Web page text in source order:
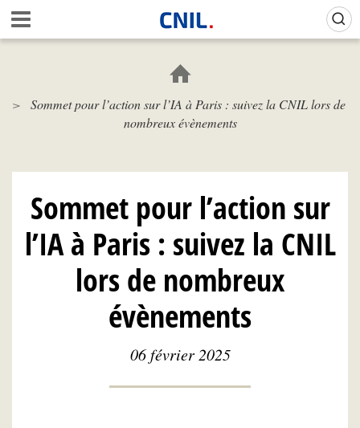
Aller
au
contenu
c
i
N
L
Sommet pour l’action sur l’IA à Paris : suivez la CNIL lors de
nombreux évènements
Sommet pour l’action sur
l’IA à Paris : suivez la CNIL
lors de nombreux
évènements
06 février 2025
Gestion de vos préférences sur les cookies (témoins de connexion)